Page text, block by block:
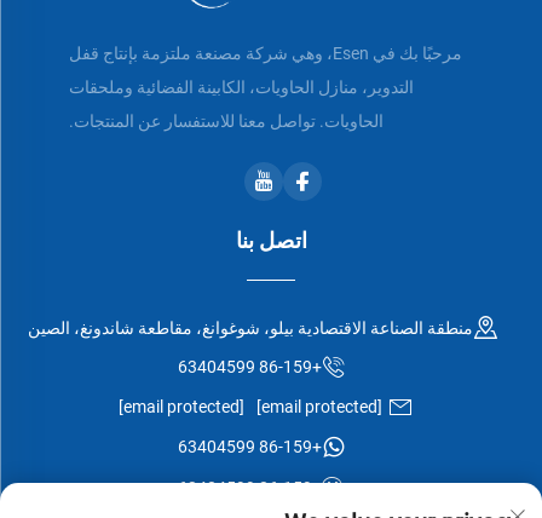
مرحبًا بك في Esen، وهي شركة مصنعة ملتزمة بإنتاج قفل
التدوير، منازل الحاويات، الكابينة الفضائية وملحقات
الحاويات. تواصل معنا للاستفسار عن المنتجات.
اتصل بنا
منطقة الصناعة الاقتصادية بيلو، شوغوانغ، مقاطعة شاندونغ، الصين
+86-159 63404599
[email protected]
[email protected]
+86-159 63404599
+86-159 63404599